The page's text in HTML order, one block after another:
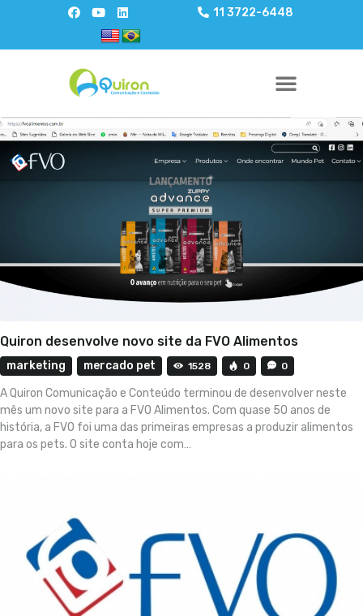
11 3722-6448
Quiron desenvolve novo site da FVO Alimentos
marketing mercado pet 1528 0 0
A Quiron Comunicação e Conteúdo terminou de desenvolver neste
mês um novo site para a FVO Alimentos. Com quase 50 anos de
história, a FVO foi uma das primeiras empresas a produzir alimentos
para os pets. O site conta hoje com…